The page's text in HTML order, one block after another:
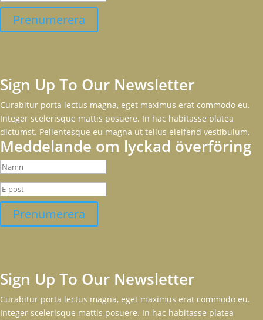
Prenumerera
Sign Up To Our Newsletter
Curabitur porta lectus magna, eget maximus erat commodo eu.
Integer scelerisque mattis posuere. In hac habitasse platea
dictumst. Pellentesque eu magna ut tellus eleifend vestibulum.
Meddelande om lyckad överföring
Prenumerera
Sign Up To Our Newsletter
Curabitur porta lectus magna, eget maximus erat commodo eu.
Integer scelerisque mattis posuere. In hac habitasse platea